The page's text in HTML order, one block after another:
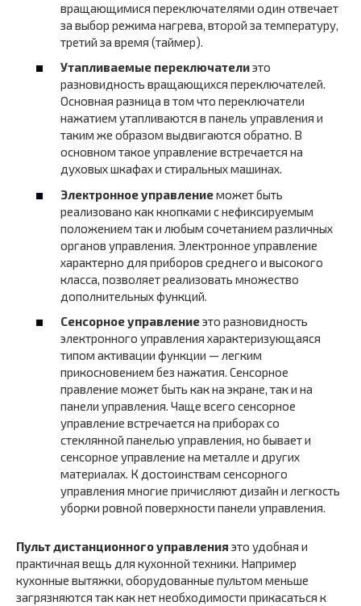
вращающимися переключателями один отвечает
за выбор режима нагрева, второй за температуру,
третий за время (таймер).
Утапливаемые переключателиэто
разновидность вращающихся переключателей.
Основная разница в том что переключатели
нажатием утапливаются в панель управления и
таким же образом выдвигаются обратно. В
основном такое управление встречается на
духовых шкафах и стиральных машинах.
Электронное управлениеможет быть
реализовано как кнопками с нефиксируемым
положением так и любым сочетанием различных
органов управления. Электронное управление
характерно для приборов среднего и высокого
класса, позволяет реализовать множество
дополнительных функций.
Сенсорное управлениеэто разновидность
электронного управления характеризующаяся
типом активации функции — легким
прикосновением без нажатия. Сенсорное
правление может быть как на экране, так и на
панели управления. Чаще всего сенсорное
управление встречается на приборах со
стеклянной панелью управления, но бывает и
сенсорное управление на металле и других
материалах. К достоинствам сенсорного
управления многие причисляют дизайн и легкость
уборки ровной поверхности панели управления.
Пульт дистанционного управления это удобная и
практичная вещь для кухонной техники. Например
кухонные вытяжки, оборудованные пультом меньше
загрязняются так как нет необходимости прикасаться к